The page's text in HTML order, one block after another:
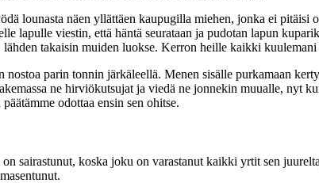
lounasta näen yllättäen kaupugilla miehen, jonka ei
lapulle viestin, että häntä seurataan ja pudotan lapun
takaisin muiden luokse. Kerron heille kaikki
parin tonnin järkäleellä. Menen sisälle purkamaan
ne hirviökutsujat ja viedä ne jonnekin muualle, nyt
odottaa ensin sen ohitse.
sairastunut, koska joku on varastanut kaikki yrtit sen